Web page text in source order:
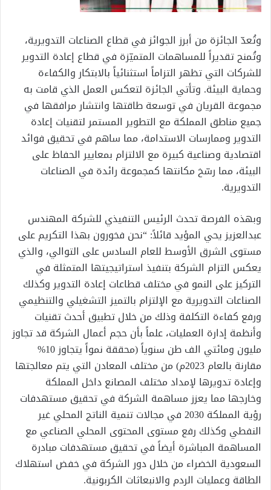
وتُعدّ الجائزة من أبرز الجوائز في قطاع الصناعات التدويرية،
وتُمنح تقديراً للمساهمات المتميّزة في قطاع إعادة التدوير
للشركات التي تظهر التزاماً استثنائياً بالابتكار والكفاءة
وحماية البيئة. وتأتي الجائزة لتعكس العمل الذي قامت به
مجموعة القريان في توسعة طاقتها وانتشار مرافقها في
جميع مناطق المملكة مع التطوير المستمر لتقنيات إعادة
التدوير وممارسات الاستدامة، مما ساهم في تحقيق فوائد
اقتصادية وصناعية كبيرة مع الالتزام بمعايير الحفاظ على
البيئة، مما رسّخ مكانتها كمجموعة رائدة في الصناعات
التدويرية.
وبهذه الفرصة تحدث الرئيس التنفيذي للشركة المهندس
عبدالعزيز يحي المؤيد قائلاً: “نحن فخورون بهذا التكريم على
مستوى الشرق الأوسط للعام السادس على التوالي، والذي
يعكس التزام الشركة بتنفيذ استراتيجيتها المتمثلة في
التركيز على النمو في مختلف قطاعات إعادة التدوير وكذلك
الصناعات التدويرية مع الإلتزام بالتميز التشغيلي والتنظيمي
ورفع كفاءة التكلفة وذلك من خلال تطبيق أحدث تقنيات
وأنظمة إدارة العمليات، علماً بأن حجم أعمال الشركة قد تجاوز
مليون ومائتي الف طن سنوياً (محققة نمواً يتجاوز 10%
مقارنة بالعام 2023م) من مختلف المعادن التي يتم معالجتها
وإعادة تدويرها لإمداد مختلف المصانع داخل المملكة
وخارجها مما يعزز مساهمة الشركة في تحقيق مستهدفات
رؤية المملكة 2030 في مجالات تنمية الناتج المحلي غير
النفطي وكذلك رفع مستوى المحتوى المحلي الصناعي مع
المساهمة المباشرة أيضاً في تحقيق مستهدفات مبادرة
السعودية الخضراء من خلال دور الشركة في خفض استهلاك
الطاقة وعمليات الردم والانبعاثات الكربونية.